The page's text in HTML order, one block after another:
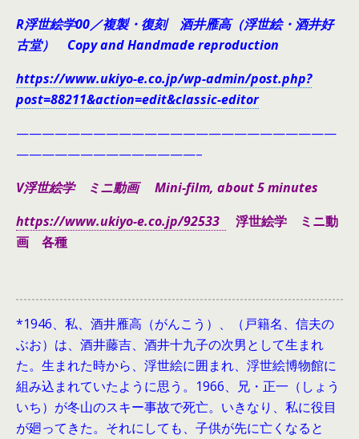
R浮世絵学00／複製・復刻 酒井雁高（浮世絵・酒井好
古堂） Copy and Handmade reproduction
https://www.ukiyo-e.co.jp/wp-admin/post.php?
post=88211&action=edit&classic-editor
—————————————————————————
——————————————–
V浮世絵学 ミニ動画 Mini-film, about 5 minutes
https://www.ukiyo-e.co.jp/92533
浮世絵学 ミニ動
画 各種
*1946、 私、酒井雁高（がんこう）、（戸籍名、信夫の
ぶお）は、酒井藤吉、酒井十九子の次男として生まれ
た。生まれた時から、浮世絵に囲まれ、浮世絵博物館に
組み込まれていたように思う。1966、兄・正一（しょう
いち）が冬山のスキー事故で死亡。いきなり、私に役目
が廻ってきた。それにしても、子供が先に亡くなると